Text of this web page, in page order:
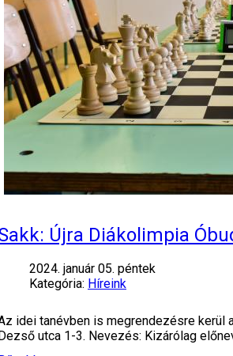
Újra Diákolimpia
2024. január 05. péntek
Kategória: Híreink
idei tanévben is megrendezésre kerül
utca 1-3. Nevezés: Kizárólag